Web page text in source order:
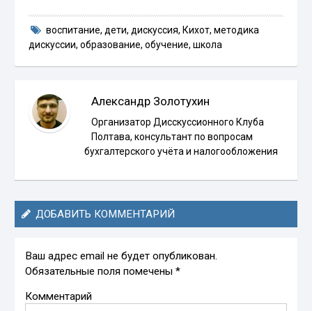
воспитание, дети, дискуссия, Кихот, методика
дискуссии,образование,обучение,школа
Александр Золотухин
Организатор Дисскуссионного Клуба
Полтава, консультант по вопросам
бухгалтерского учёта и налогообложения
ДОБАВИТЬ КОММЕНТАРИЙ
Ваш адрес email не будет опубликован.
Обязательные поля помечены*
Комментарий